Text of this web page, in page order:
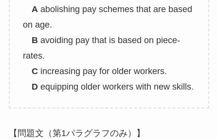
A abolishing pay schemes that are based
on age.
Bavoiding pay that is based on piece-
rates.
Cincreasing pay for older workers.
Dequipping older workers with new skills.
【問題文（第1パラグラフのみ）】